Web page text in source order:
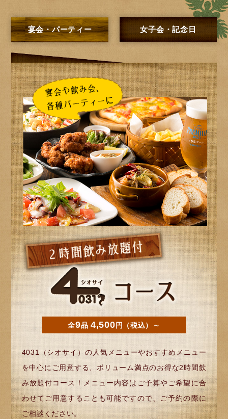
宴会・パーティー 女子会・記念日
全9品4,500円（税込）～
4031（シオサイ）の人気メニューやおすすめメニュー
を中心にご用意する、ボリューム満点のお得な2時間飲
み放題付コース！メニュー内容はご予算やご希望に合
わせてご用意することも可能ですので、ご予約の際に
ご相談ください。